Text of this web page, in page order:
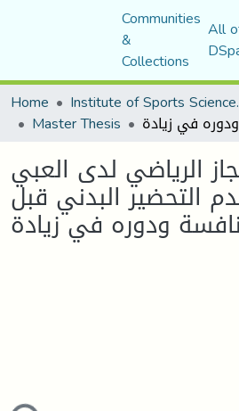
Communities
&
Collections
All
Home
Institute of
Master Thesis
الرياضي لدى العبي
التحضير البدني قبل
ودوره في زيادة